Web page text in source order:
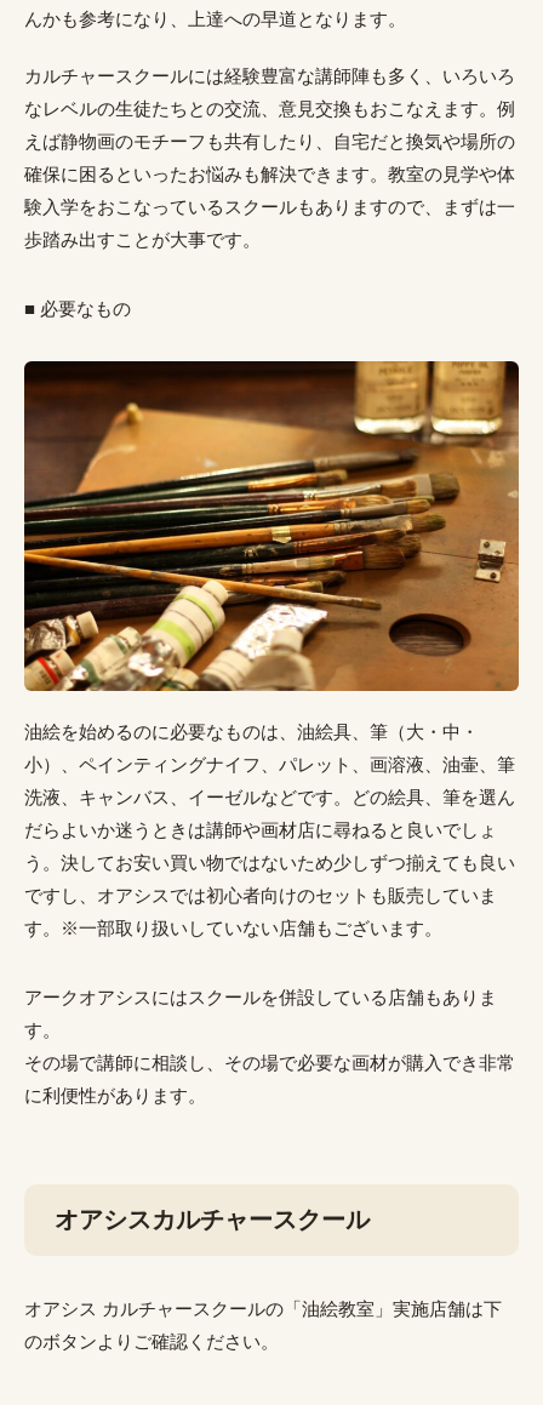
んかも参考になり、上達への早道となります。
カルチャースクールには経験豊富な講師陣も多く、いろいろ
なレベルの生徒たちとの交流、意見交換もおこなえます。例
えば静物画のモチーフも共有したり、自宅だと換気や場所の
確保に困るといったお悩みも解決できます。教室の見学や体
験入学をおこなっているスクールもありますので、まずは一
歩踏み出すことが大事です。
■ 必要なもの
油絵を始めるのに必要なものは、油絵具、筆（大・中・
小）、ペインティングナイフ、パレット、画溶液、油壷、筆
洗液、キャンバス、イーゼルなどです。どの絵具、筆を選ん
だらよいか迷うときは講師や画材店に尋ねると良いでしょ
う。決してお安い買い物ではないため少しずつ揃えても良い
ですし、オアシスでは初心者向けのセットも販売していま
す。※一部取り扱いしていない店舗もございます。
アークオアシスにはスクールを併設している店舗もありま
す。
その場で講師に相談し、その場で必要な画材が購入でき非常
に利便性があります。
オアシスカルチャースクール
オアシス カルチャースクールの「油絵教室」実施店舗は下
のボタンよりご確認ください。